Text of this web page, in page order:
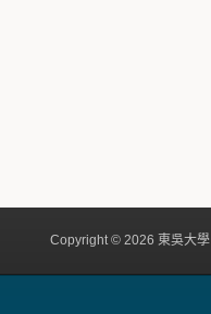
Copyright © 2026 東吳大學